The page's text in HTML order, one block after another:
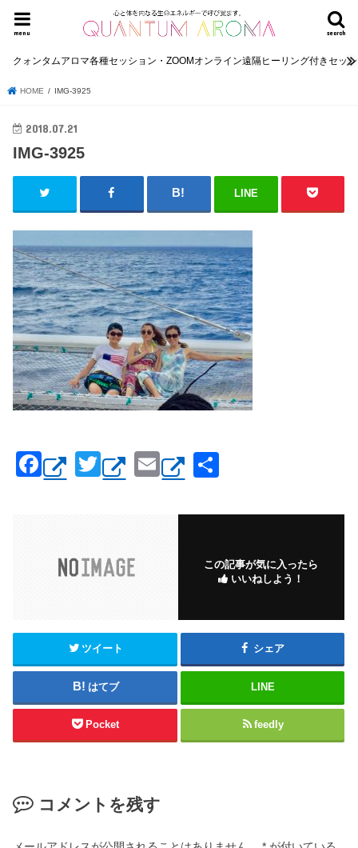
search
menu
クォンタムアロマ各種セッション・ZOOMオンライン遠隔ヒーリング付きセッ
HOME IMG-3925
2018.07.21
IMG-3925
LINE
F
a
T
wi
E
m
ail
この記事が気に入ったら
いいねしよう！
ツイート シェア
はてブ LINE
Pocket feedly
コメントを残す